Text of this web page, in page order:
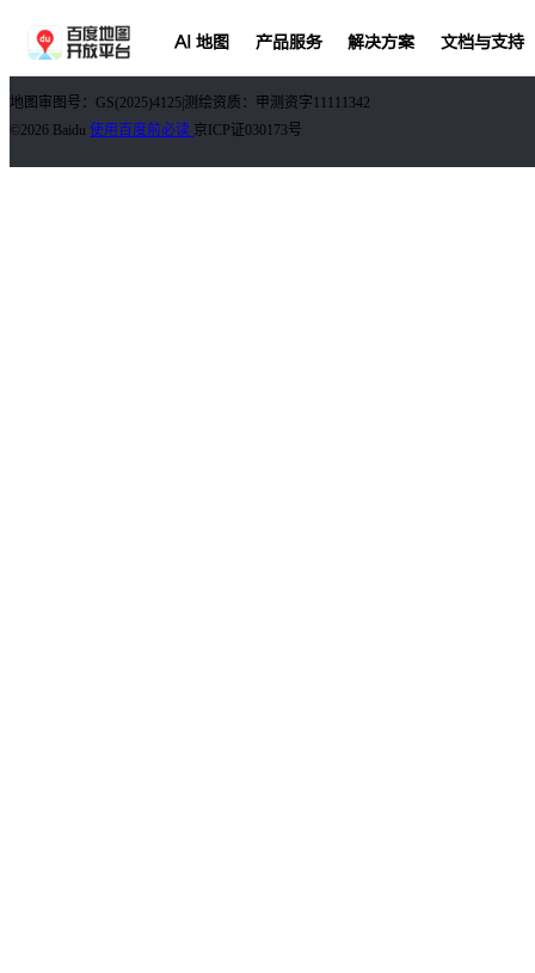
AI 地图 产品服务 解决方案 文档与支持
地图审图号：GS(2025)4125|测绘资质：甲测资字11111342
©2026 Baidu 使用百度前必读 京ICP证030173号